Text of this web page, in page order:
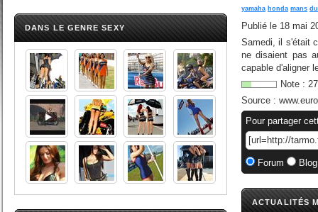
DANS LE GENRE SEXY
yamaha honda mans
Publié le 18 mai
Samedi, il s'était
ne disaient pas
capable d'aligner
Note : 27
Source :
Pour partager
Forum
ACTUALITÉS